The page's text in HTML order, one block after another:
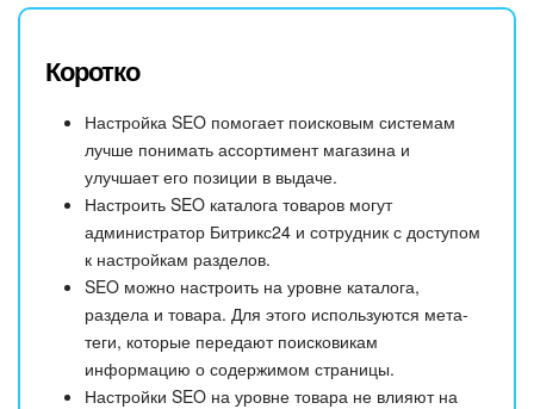
Коротко
Настройка SEO помогает поисковым системам
лучше понимать ассортимент магазина и
улучшает его позиции в выдаче.
Настроить SEO каталога товаров могут
администратор Битрикс24 и сотрудник с доступом
к настройкам разделов.
SEO можно настроить на уровне каталога,
раздела и товара. Для этого используются мета-
теги, которые передают поисковикам
информацию о содержимом страницы.
Настройки SEO на уровне товара не влияют на